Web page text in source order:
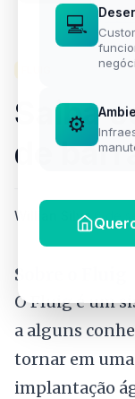
Foto por Vizito
Saiba
de
Willian Silva 6 de
Sobre o Fluig
O Fluig é um
a alguns
tornar em
implantação
💻
⚙️